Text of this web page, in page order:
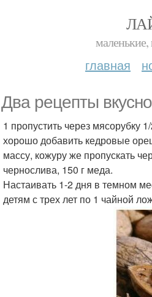
маленькие,
главная
Два рецепты
1 пропустить через мясорубку
хорошо добавить кедровые
массу, кожуру же пропускать
чернослива, 150 г меда.
Настаивать 1-2 дня в темном
детям с трех лет по 1 чайной